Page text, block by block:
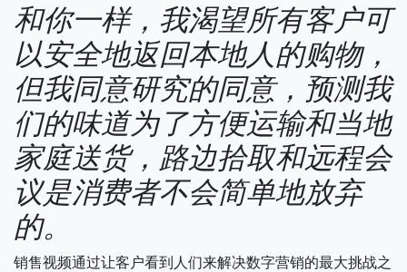
和你一样，我渴望所有客户可
以安全地返回本地人的购物，
但我同意研究的同意，预测我
们的味道为了方便运输和当地
家庭送货，路边拾取和远程会
议是消费者不会简单地放弃
的。
销售视频通过让客户看到人们来解决数字营销的最大挑战之